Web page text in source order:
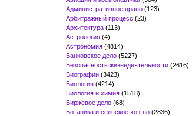
Административное право (123)
Арбитражный процесс (23)
Архитектура (113)
Астрология (4)
Астрономия (4814)
Банковское дело (5227)
Безопасность жизнедеятельности (2616)
Биографии (3423)
Биология (4214)
Биология и химия (1518)
Биржевое дело (68)
Ботаника и сельское хоз-во (2836)